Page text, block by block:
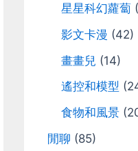
星星科幻蘿蔔
影文卡漫 (42)
畫畫兒 (14)
遙控和模型
食物和風景
閒聊 (85)